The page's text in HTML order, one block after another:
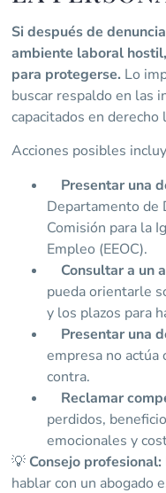
Si después de
ambiente laboral
para protegerse. Lo
buscar respaldo en las
capacitados en derecho
Acciones posibles
Presentar una
Departamento de
Comisión para la
Empleo (EEOC).
Consultar a un
pueda orientarle
y los plazos para
Presentar una
empresa no actúa
contra.
Reclamar
perdidos,
emocionales y
💡 Consejo profesional:
hablar con un abogado